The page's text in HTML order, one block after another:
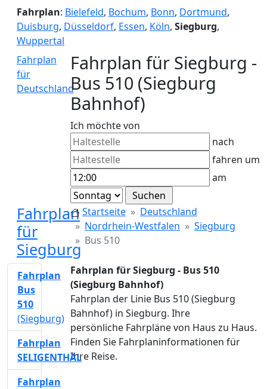
Fahrplan: Bielefeld, Bochum, Bonn, Dortmund,
Duisburg, Düsseldorf, Essen, Köln, Siegburg,
Wuppertal
Fahrplan
für
Deutschland
Fahrplan für Siegburg -
Bus 510 (Siegburg
Bahnhof)
Ich möchte von
nach
fahren um
am
Fahrplan
für
Siegburg
Startseite
Deutschland
Nordrhein-Westfalen
Siegburg
Bus 510
Fahrplan für Siegburg - Bus 510
(Siegburg Bahnhof)
Fahrplan der Linie Bus 510 (Siegburg
Bahnhof) in Siegburg. Ihre
persönliche Fahrpläne von Haus zu Haus.
Finden Sie Fahrplaninformationen für
Ihre Reise.
Fahrplan
Bus
510
(Siegburg)
Fahrplan
SELIGENTHAL
Fahrplan